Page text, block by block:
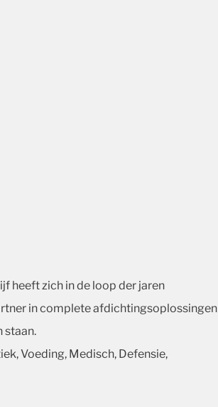
heeft zich in de loop der jaren
in complete afdichtingsoplossingen
staan.
Voeding, Medisch, Defensie,